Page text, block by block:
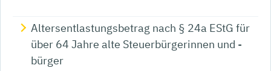
Altersentlastungsbetrag nach § 24a EStG für
über 64 Jahre alte Steuerbürgerinnen und -
bürger